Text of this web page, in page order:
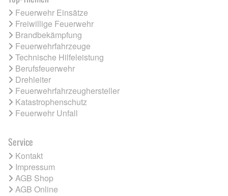
Feuerwehr Einsätze
Freiwillige Feuerwehr
Brandbekämpfung
Feuerwehrfahrzeuge
Technische Hilfeleistung
Berufsfeuerwehr
Drehleiter
Feuerwehrfahrzeughersteller
Katastrophenschutz
Feuerwehr Unfall
Service
Kontakt
Impressum
AGB Shop
AGB Online